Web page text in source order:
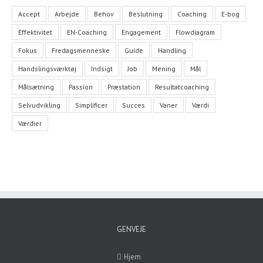
Accept Arbejde Behov Beslutning Coaching E-bog
Effektivitet EN-Coaching Engagement Flowdiagram
Fokus Fredagsmenneske Guide Handling
Handslingsværktøj Indsigt Job Mening Mål
Målsætning Passion Præstation Resultatcoaching
Selvudvikling Simplificer Succes Vaner Værdi
Værdier
GENVEJE
Hjem